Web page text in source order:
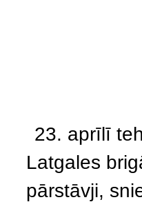
23. aprīlī
Latgales
pārstāvji,